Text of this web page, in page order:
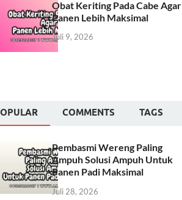
Obat Keriting Pada Cabe Agar
Panen Lebih Maksimal
Juli 9, 2026
COMMENTS TAGS
Pembasmi Wereng Paling
Ampuh Solusi Ampuh Untuk
Panen Padi Maksimal
Juli 28, 2026